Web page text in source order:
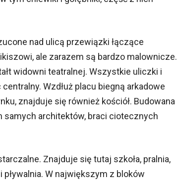
nad ulicą przewiązki łączące
ale zarazem są bardzo malownicze.
widowni teatralnej. Wszystkie uliczki i
Wzdłuż placu biegną arkadowe
znajduje się również kościół. Budowana
samych architektów, braci ciotecznych
Znajduje się tutaj szkoła, pralnia,
pływalnia. W największym z bloków